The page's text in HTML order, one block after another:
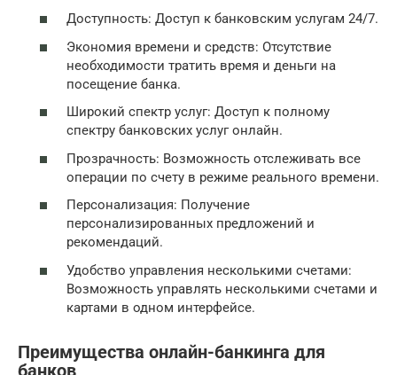
Доступность: Доступ к банковским услугам 24/7.
Экономия времени и средств: Отсутствие
необходимости тратить время и деньги на
посещение банка.
Широкий спектр услуг: Доступ к полному
спектру банковских услуг онлайн.
Прозрачность: Возможность отслеживать все
операции по счету в режиме реального времени.
Персонализация: Получение
персонализированных предложений и
рекомендаций.
Удобство управления несколькими счетами:
Возможность управлять несколькими счетами и
картами в одном интерфейсе.
Преимущества онлайн-банкинга для
банков